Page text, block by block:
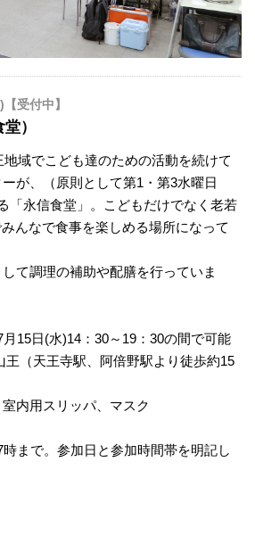
受付中】
）
域でこども達のための活動を続けて
が、（原則として第1・第3水曜日
「永信食堂」。こどもだけでなく老若
んなで食事を楽しめる場所になって
て調理の補助や配膳を行っていま
月15日(水)14：30～19：30の間で可能
王（天王寺駅、阿倍野駅より徒歩約15
室内用スリッパ、マスク
時まで。参加日と参加時間帯を明記し